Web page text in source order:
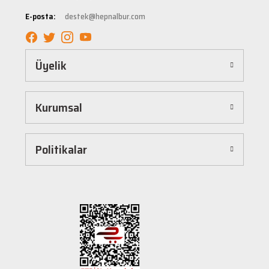
sağlayacak şekilde tasarlanmıştır. Böylece uzun vadeli kullanım ve yüksek performans
Kolay ve Hızlı Alışveriş Deneyimi
Hepnalbur.com, kullanıcı dostu arayüzü sayesinde alışverişi keyifli bir deneyime
dönüştürür. Ürünleri kategorilere göre sıralayabilir, arama kutusunu kullanarak
istediğiniz ürünü anında bulabilirsiniz. Ayrıca ürün sayfalarımızda detaylı açıklamalar ve
ürün özellikleri yer alır, böylece tercih etmek istediğiniz ürün hakkında tüm bilgilere
hızlıca siparişinizi tamamlayabilirsiniz.
Hızlı Kargo ve Güvenilir Teslimat
Hepnalbur.com olarak müşterilerimize en hızlı şekilde ürünlerini ulaştırmak için özenle
Müşteri Destek Hattı ile İletişim
Herhangi bir soru, öneri veya şikayetiniz için müşteri destek ekibimiz her zaman
hizmetinizdedir. İletişim sayfamız üzerinden bize ulaşabilir veya canlı destek
hattımızdan anında yardım alabilirsiniz. Siz değerli müşterilerimizin memnuniyeti, en
E-posta: destek@hepnalbur.com
Üyelik
Kurumsal
Politikalar